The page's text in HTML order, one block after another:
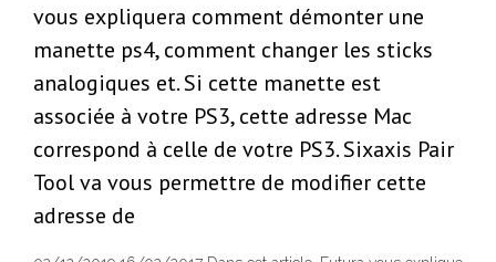
vous expliquera comment démonter une
manette ps4, comment changer les sticks
analogiques et. Si cette manette est
associée à votre PS3, cette adresse Mac
correspond à celle de votre PS3. Sixaxis Pair
Tool va vous permettre de modifier cette
adresse de